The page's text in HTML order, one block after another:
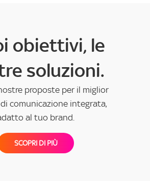
obiettivi, le
soluzioni.
proposte per il miglior
comunicazione integrata,
al tuo brand.
SCOPRI DI PIÙ